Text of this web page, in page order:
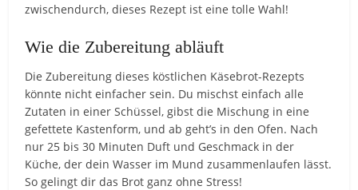
zwischendurch, dieses Rezept ist eine tolle Wahl!
Wie die Zubereitung abläuft
Die Zubereitung dieses köstlichen Käsebrot-Rezepts
könnte nicht einfacher sein. Du mischst einfach alle
Zutaten in einer Schüssel, gibst die Mischung in eine
gefettete Kastenform, und ab geht’s in den Ofen. Nach
nur 25 bis 30 Minuten Duft und Geschmack in der
Küche, der dein Wasser im Mund zusammenlaufen lässt.
So gelingt dir das Brot ganz ohne Stress!